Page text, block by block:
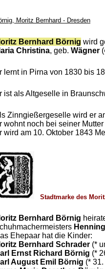
Moritz Bernhard - Dresden
Bernhard Börnig wird
Christina, geb. Wägner
lernt in Pirna von 1830 bis
ist als Altgeselle in
Zinngießergeselle wird er
wohnt noch bei seiner
wird am 10. Oktober 1843
Stadtmarke des
Bernhard Börnig
Ehepaar hat die Kinder:
Bernhard Schrader (*
Ernst Richard Börnig (*
August Emil Börnig (*